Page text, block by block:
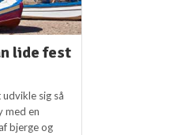
lide fest
sig så
med en
bjerge og